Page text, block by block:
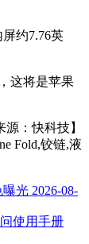
约7.76英
这将是苹果
源：快科技】
Fold,铰链,液
曝光 2026-08-
使用手册